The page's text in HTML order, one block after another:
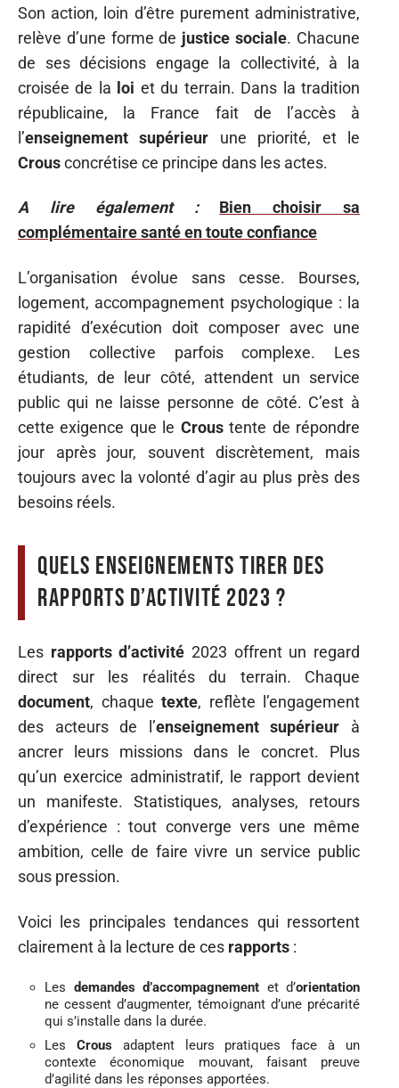
Son action, loin d’être purement administrative,
relève d’une forme de justice sociale. Chacune
de ses décisions engage la collectivité, à la
croisée de la loi et du terrain. Dans la tradition
républicaine, la France fait de l’accès à
l’enseignement supérieur une priorité, et le
Crousconcrétise ce principe dans les actes.
A lire également :
Bien choisir sa
complémentaire santé en toute confiance
L’organisation évolue sans cesse. Bourses,
logement, accompagnement psychologique : la
rapidité d’exécution doit composer avec une
gestion collective parfois complexe. Les
étudiants, de leur côté, attendent un service
public qui ne laisse personne de côté. C’est à
cette exigence que le Croustente de répondre
jour après jour, souvent discrètement, mais
toujours avec la volonté d’agir au plus près des
besoins réels.
Quels enseignements tirer des
rapports d’activité 2023 ?
Les rapports d’activité 2023 offrent un regard
direct sur les réalités du terrain. Chaque
document, chaque texte, reflète l’engagement
des acteurs de l’enseignement supérieur à
ancrer leurs missions dans le concret. Plus
qu’un exercice administratif, le rapport devient
un manifeste. Statistiques, analyses, retours
d’expérience : tout converge vers une même
ambition, celle de faire vivre un service public
sous pression.
Voici les principales tendances qui ressortent
clairement à la lecture de ces rapports :
Les demandes d’accompagnement et d’orientation
ne cessent d’augmenter, témoignant d’une précarité
qui s’installe dans la durée.
Les Crous adaptent leurs pratiques face à un
contexte économique mouvant, faisant preuve
d’agilité dans les réponses apportées.